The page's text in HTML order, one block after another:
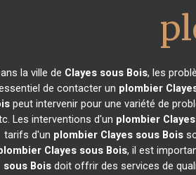
la ville de Clayes sous Bois, les
de contacter un plombier
peut intervenir pour une variété de
Les interventions d'un plombier
tarifs d'un plombier Clayes sous Bois
Clayes sous Bois, il est
sous Bois doit offrir des services de